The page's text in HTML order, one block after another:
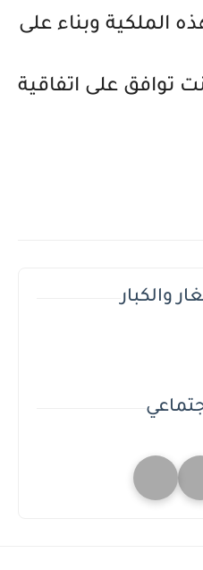
الملكية وبناء على
توافق على اتفاقية
والكبار